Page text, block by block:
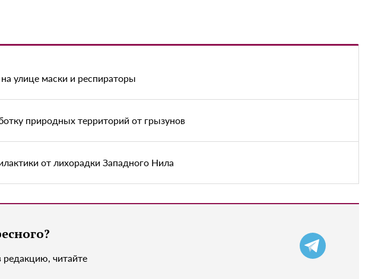
улице маски и респираторы
природных территорий от грызунов
от лихорадки Западного Нила
читайте